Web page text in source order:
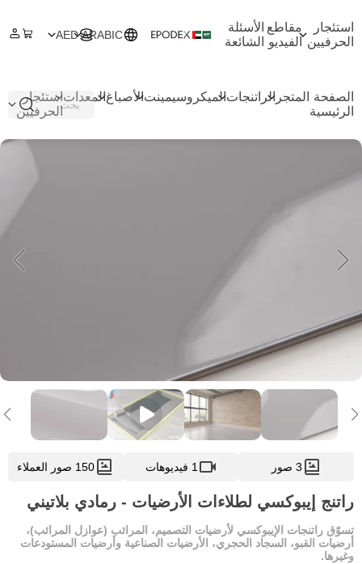
استئجار
الحرفيين
مقاطع
الفيديو
الأسئلة
الشائعة
ARABIC
AED
الصفحة
الرئيسية
المتجر الراتنجاتالميكروسيمينتالأصباغالمعداتاستئجار
الحرفيين
3 صور 1 فيديوهات 150 صور العملاء
راتنج إيبوكسي لطلاءات الأرضيات - رمادي بلاتيني
تسوّق راتنجات الإيبوكسي لأرضيات التصميم، المرائب (عوازل المرائب)،
أرضيات القبو، السجاد الحجري، الأرضيات الصناعية وأرضيات المستودعات
وغيرها.